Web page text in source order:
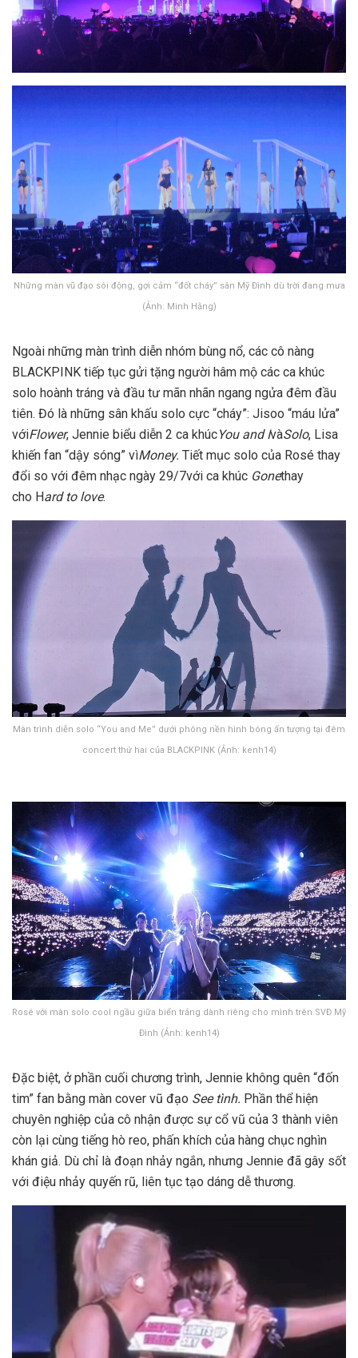
Những màn vũ đạo sôi động, gợi cảm “đốt cháy” sân Mỹ Đình dù trời đang mưa
(Ảnh: Minh Hằng)
Ngoài những màn trình diễn nhóm bùng nổ, các cô nàng
BLACKPINK tiếp tục gửi tặng người hâm mộ các ca khúc
solo hoành tráng và đầu tư mãn nhãn ngang ngửa đêm đầu
tiên. Đó là những sân khấu solo cực “cháy”: Jisoo “máu lửa”
vớiFlower, Jennie biểu diễn 2 ca khúcYou and IvàSolo, Lisa
khiến fan “dậy sóng” vìMoney. Tiết mục solo của Rosé thay
đổi so với đêm nhạc ngày 29/7với ca khúc Gonethay
cho Hard to love.
Màn trình diễn solo “You and Me” dưới phông nền hình bóng ấn tượng tại đêm
concert thứ hai của BLACKPINK (Ảnh: kenh14)
Rosé với màn solo cool ngầu giữa biển trắng dành riêng cho mình trên SVĐ Mỹ
Đình (Ảnh: kenh14)
Đặc biệt, ở phần cuối chương trình, Jennie không quên “đốn
tim” fan bằng màn cover vũ đạo See tình. Phần thể hiện
chuyên nghiệp của cô nhận được sự cổ vũ của 3 thành viên
còn lại cùng tiếng hò reo, phấn khích của hàng chục nghìn
khán giả. Dù chỉ là đoạn nhảy ngắn, nhưng Jennie đã gây sốt
với điệu nhảy quyến rũ, liên tục tạo dáng dễ thương.